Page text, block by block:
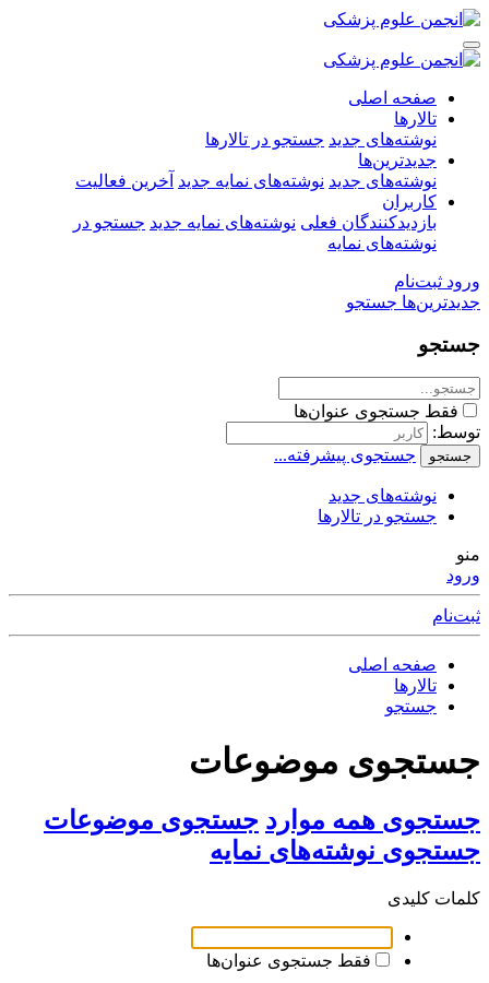
صفحه اصلی
تالارها
نوشته‌های جدید جستجو در تالارها
جدیدترین‌ها
نوشته‌های جدید نوشته‌های نمایه جدید آخرین فعالیت
کاربران
بازدیدکنندگان فعلی نوشته‌های نمایه جدید جستجو در
نوشته‌های نمایه
ورود ثبت‌نام
جدیدترین‌ها جستجو
جستجو
فقط جستجوی عنوان‌ها
توسط:
جستجو جستجوی پیشرفته...
نوشته‌های جدید
جستجو در تالارها
منو
ورود
ثبت‌نام
صفحه اصلی
تالارها
جستجو
جستجوی موضوعات
جستجوی همه موارد جستجوی موضوعات
جستجوی نوشته‌های نمایه
کلمات کلیدی
فقط جستجوی عنوان‌ها